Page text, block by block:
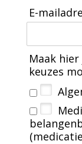
E-
Maak
keuzes